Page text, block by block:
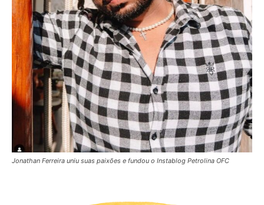
Jonathan Ferreira uniu suas paixões e fundou o Instablog Petrolina OFC